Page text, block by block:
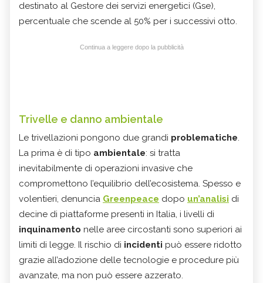
destinato al Gestore dei servizi energetici (Gse),
percentuale che scende al 50% per i successivi otto.
Continua a leggere dopo la pubblicità
Trivelle e danno ambientale
Le trivellazioni pongono due grandi problematiche.
La prima è di tipo ambientale: si tratta
inevitabilmente di operazioni invasive che
compromettono l’equilibrio dell’ecosistema. Spesso e
volentieri, denuncia Greenpeace dopo un’analisi di
decine di piattaforme presenti in Italia, i livelli di
inquinamento nelle aree circostanti sono superiori ai
limiti di legge. Il rischio di incidenti può essere ridotto
grazie all’adozione delle tecnologie e procedure più
avanzate, ma non può essere azzerato.